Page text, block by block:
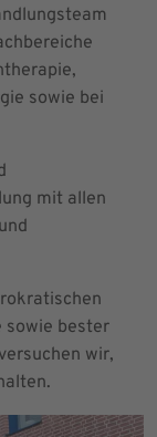
sowie bei
mit allen
sowie bester
wir,